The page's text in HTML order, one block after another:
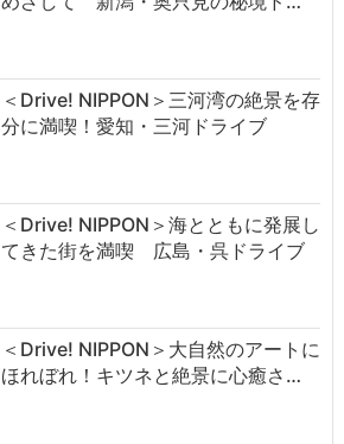
＜Drive! NIPPON＞三河湾の絶景を存
分に満喫！愛知・三河ドライブ
＜Drive! NIPPON＞海とともに発展し
てきた街を満喫 広島・呉ドライブ
＜Drive! NIPPON＞大自然のアートに
ほれぼれ！キツネと絶景に心癒さ…